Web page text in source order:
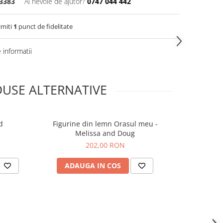
1 punct de fidelitate
informatii
ALTERNATIVE
Figurine din lemn Orasul meu -
Melissa and Doug
202,00 RON
ADAUGA IN COS